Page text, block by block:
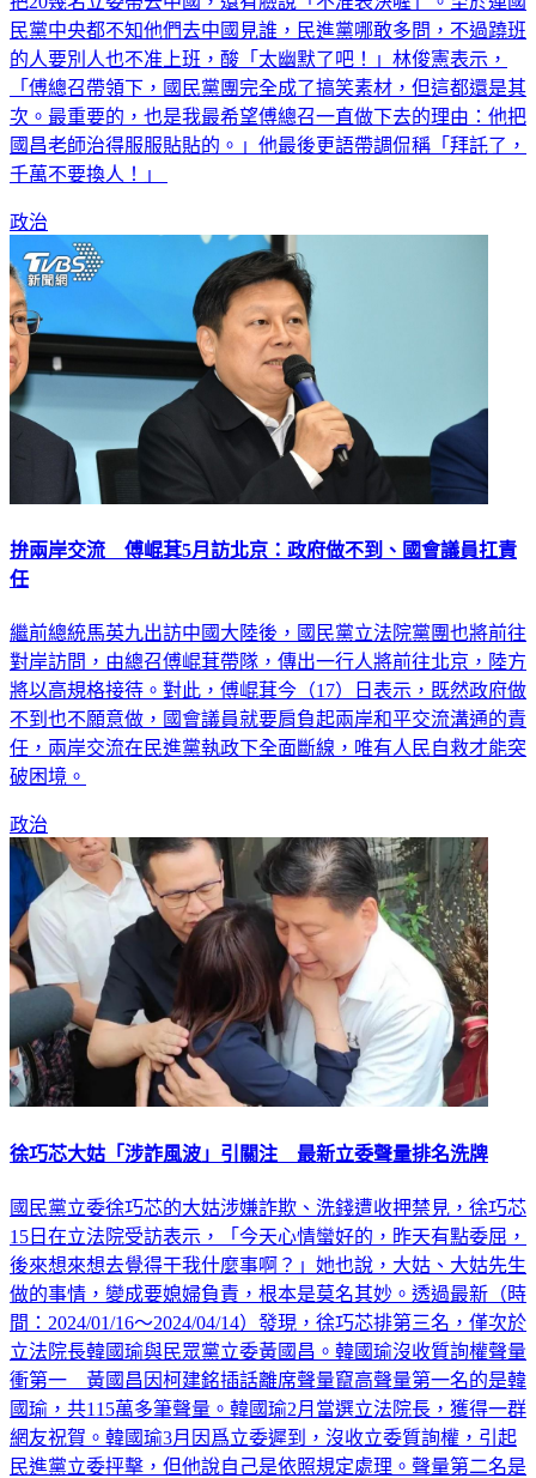
民黨中央都不知他們去中國見誰，民進黨哪敢多問，不過蹺班
的人要別人也不准上班，酸「太幽默了吧！」林俊憲表示，
「傅總召帶領下，國民黨團完全成了搞笑素材，但這都還是其
次。最重要的，也是我最希望傅總召一直做下去的理由：他把
國昌老師治得服服貼貼的。」他最後更語帶調侃稱「拜託了，
千萬不要換人！」
政治
拚兩岸交流 傅崐萁5月訪北京：政府做不到、國會議員扛責
任
繼前總統馬英九出訪中國大陸後，國民黨立法院黨團也將前往
對岸訪問，由總召傅崐萁帶隊，傳出一行人將前往北京，陸方
將以高規格接待。對此，傅崐萁今（17）日表示，既然政府做
不到也不願意做，國會議員就要肩負起兩岸和平交流溝通的責
任，兩岸交流在民進黨執政下全面斷線，唯有人民自救才能突
破困境。
政治
徐巧芯大姑「涉詐風波」引關注 最新立委聲量排名洗牌
國民黨立委徐巧芯的大姑涉嫌詐欺、洗錢遭收押禁見，徐巧芯
15日在立法院受訪表示，「今天心情蠻好的，昨天有點委屈，
後來想來想去覺得干我什麼事啊？」她也說，大姑、大姑先生
做的事情，變成要媳婦負責，根本是莫名其妙。透過最新（時
間：2024/01/16～2024/04/14）發現，徐巧芯排第三名，僅次於
立法院長韓國瑜與民眾黨立委黃國昌。韓國瑜沒收質詢權聲量
衝第一 黃國昌因柯建銘插話離席聲量竄高聲量第一名的是韓
國瑜，共115萬多筆聲量。韓國瑜2月當選立法院長，獲得一群
網友祝賀。韓國瑜3月因爲立委遲到，沒收立委質詢權，引起
民進黨立委抨擊，但他說自己是依照規定處理。聲量第二名是